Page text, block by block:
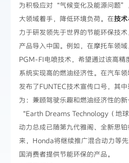
为积极应对“气候变化及能源问题
大领域着手，降低环境负荷。在技
力于研发领先于世界的节能环保技
产品导入中国。例如，在摩托车领
PGM-FI电喷技术，希望通过该高精
系统实现高的燃油经济性。在汽车
发布了FUNTEC技术宣传口号，其
为：兼顾驾驶乐趣和燃油经济性的
“Earth Dreams Technology（地
动力总成已随第九代雅阁、全新思
来，Honda将继续推广混合动力等
国消费者提供节能环保的产品。